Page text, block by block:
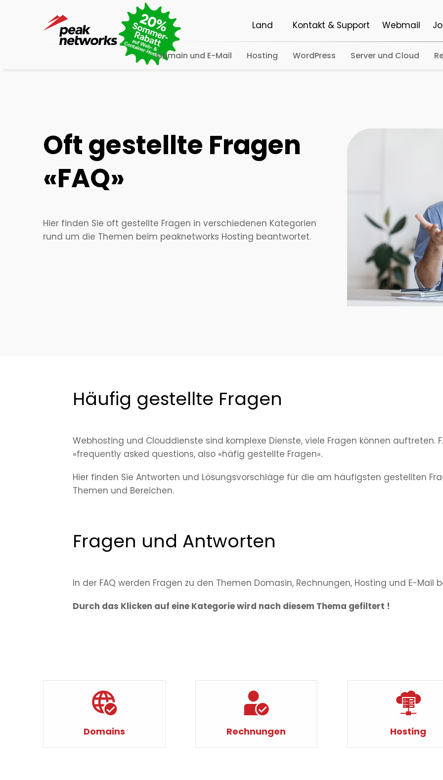
Land Kontakt & Support Webmail
Domain und E-Mail Hosting WordPress Server und Cloud
Oft gestellte Fragen
«FAQ»
Hier finden Sie oft gestellte Fragen in verschiedenen Kategorien
rund um die Themen beim peaknetworks Hosting beantwortet.
Häufig gestellte Fragen
Webhosting und Clouddienste sind komplexe Dienste, viele Fragen können auftreten.
«frequently asked questions, also «häfig gestellte Fragen».
Hier finden Sie Antworten und Lösungsvorschläge für die am häufigsten gestellten
Themen und Bereichen.
Fragen und Antworten
In der FAQ werden Fragen zu den Themen Domasin, Rechnungen, Hosting und E-Mail
Durch das Klicken auf eine Kategorie wird nach diesem Thema gefiltert !
Domains Rechnungen Hosting